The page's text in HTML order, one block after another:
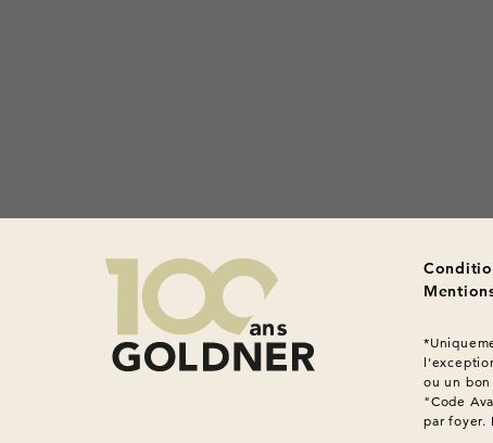
ou un
"Code
par foyer.